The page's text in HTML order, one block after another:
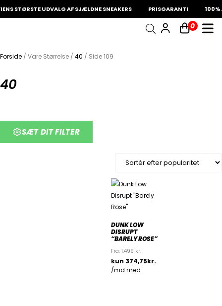
STØRSTE UDVALG AF SJÆLDNE SNEAKERS PRISGARANTI 100%
0
Din kurv er tom.
Forside / Vare Størrelse / 40 / Side 109
40
SÆT DIT FILTER
DUNK LOW
DISRUPT
“BARELY ROSE”
Fra: 1.499 kr.